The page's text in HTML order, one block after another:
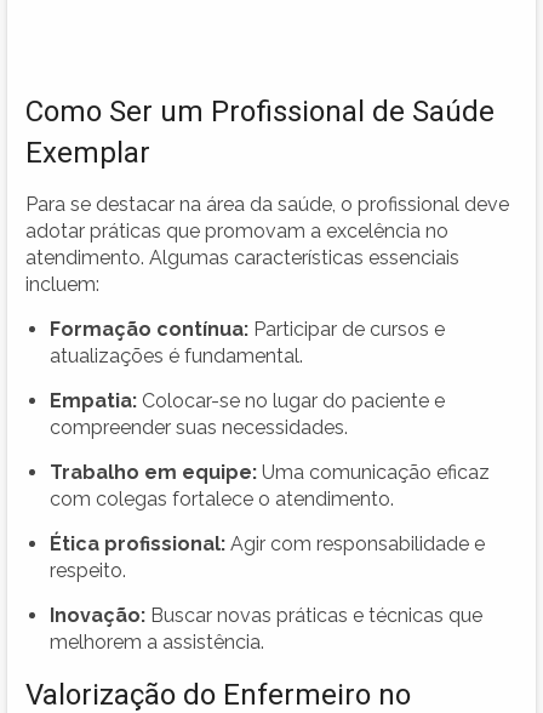
Como Ser um Profissional de Saúde
Exemplar
Para se destacar na área da saúde, o profissional deve
adotar práticas que promovam a excelência no
atendimento. Algumas características essenciais
incluem:
Formação contínua: Participar de cursos e
atualizações é fundamental.
Empatia: Colocar-se no lugar do paciente e
compreender suas necessidades.
Trabalho em equipe: Uma comunicação eficaz
com colegas fortalece o atendimento.
Ética profissional: Agir com responsabilidade e
respeito.
Inovação: Buscar novas práticas e técnicas que
melhorem a assistência.
Valorização do Enfermeiro no